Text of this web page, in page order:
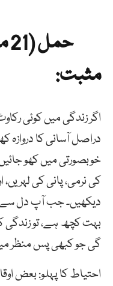
مثبت:
اگر زندگی میں کوئی
دراصل آسانی کا دروازہ
خوبصورتی میں کھو
کی نرمی، پانی کی
دیکھیں۔ جب آپ دل
بہت کچھ ہے، تو زندگی
گی جو کبھی پس منظر
احتیاط کا پہلو: بعض